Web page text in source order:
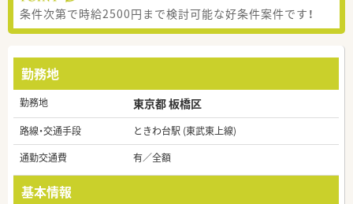
条件次第で時給2500円まで検討可能な好条件案件です！
勤務地
勤務地 東京都 板橋区
路線・交通手段
ときわ台駅 (東武東上線)
通勤交通費
有／全額
基本情報